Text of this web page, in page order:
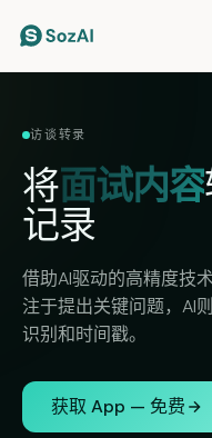
访谈转录
将面试内容
记录
借助AI驱动的高精度技
注于提出关键问题，AI
识别和时间戳。
获取 App — 免费